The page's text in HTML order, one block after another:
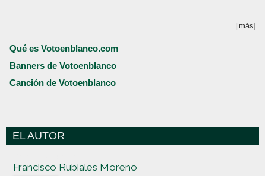
[más]
Qué es Votoenblanco.com
Banners de Votoenblanco
Canción de Votoenblanco
EL AUTOR
Francisco Rubiales Moreno